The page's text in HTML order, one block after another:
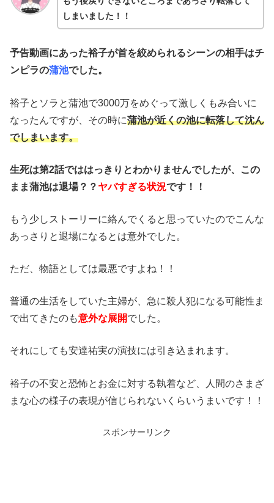
しまいました！！
予告動画にあった裕子が首を絞められるシーンの相手はチ
ンピラの蒲池でした。
裕子とソラと蒲池で3000万をめぐって激しくもみ合いに
なったんですが、その時に蒲池が近くの池に転落して沈ん
でしまいます。
生死は第2話でははっきりとわかりませんでしたが、この
まま蒲池は退場？？ ヤバすぎる状況です！！
もう少しストーリーに絡んでくると思っていたのでこんな
あっさりと退場になるとは意外でした。
ただ、物語としては最悪ですよね！！
普通の生活をしていた主婦が、急に殺人犯になる可能性ま
で出てきたのも意外な展開でした。
それにしても安達祐実の演技には引き込まれます。
裕子の不安と恐怖とお金に対する執着など、人間のさまざ
まな心の様子の表現が信じられないくらいうまいです！！
スポンサーリンク